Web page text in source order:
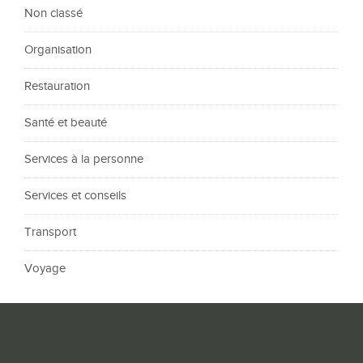
Non classé
Organisation
Restauration
Santé et beauté
Services à la personne
Services et conseils
Transport
Voyage